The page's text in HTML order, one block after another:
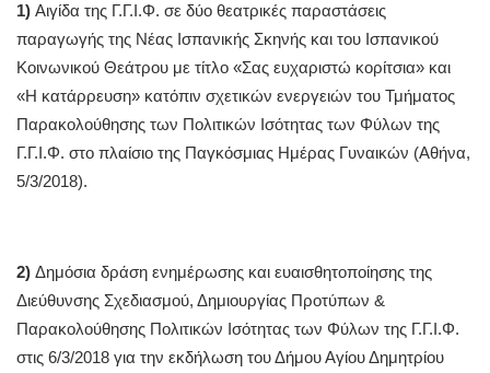
1) Αιγίδα της Γ.Γ.Ι.Φ. σε δύο θεατρικές παραστάσεις
παραγωγής της Νέας Ισπανικής Σκηνής και του Ισπανικού
Κοινωνικού Θεάτρου με τίτλο «Σας ευχαριστώ κορίτσια» και
«Η κατάρρευση» κατόπιν σχετικών ενεργειών του Τμήματος
Παρακολούθησης των Πολιτικών Ισότητας των Φύλων της
Γ.Γ.Ι.Φ. στο πλαίσιο της Παγκόσμιας Ημέρας Γυναικών (Αθήνα,
5/3/2018).
2) Δημόσια δράση ενημέρωσης και ευαισθητοποίησης της
Διεύθυνσης Σχεδιασμού, Δημιουργίας Προτύπων &
Παρακολούθησης Πολιτικών Ισότητας των Φύλων της Γ.Γ.Ι.Φ.
στις 6/3/2018 για την εκδήλωση του Δήμου Αγίου Δημητρίου